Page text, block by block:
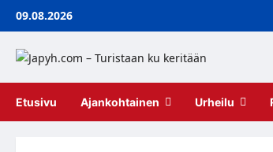
Skip09.08.2026
Etusivu Ajankohtainen Urheilu